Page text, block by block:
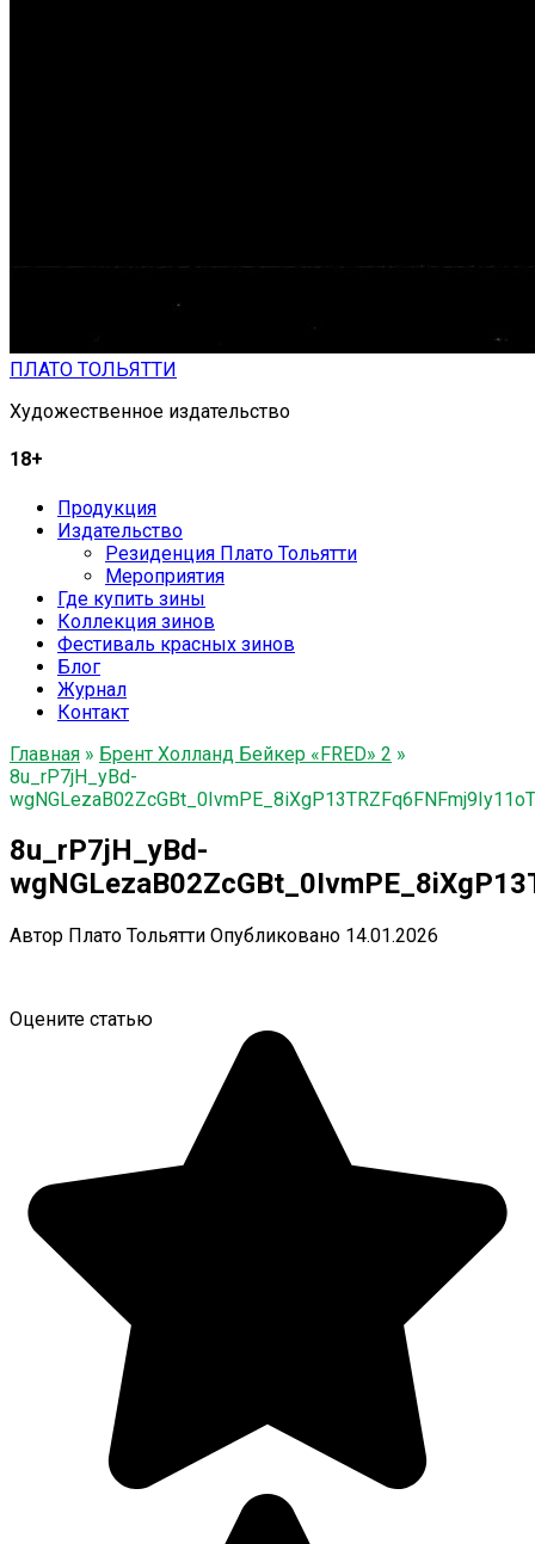
ПЛАТО ТОЛЬЯТТИ
Художественное издательство
18+
Продукция
Издательство
Резиденция Плато Тольятти
Мероприятия
Где купить зины
Коллекция зинов
Фестиваль красных зинов
Блог
Журнал
Контакт
Главная » Брент Холланд Бейкер «FRED» 2 »
8u_rP7jH_yBd-
8u_rP7jH_yBd-
Автор Плато Тольятти Опубликовано 14.01.2026
Оцените статью